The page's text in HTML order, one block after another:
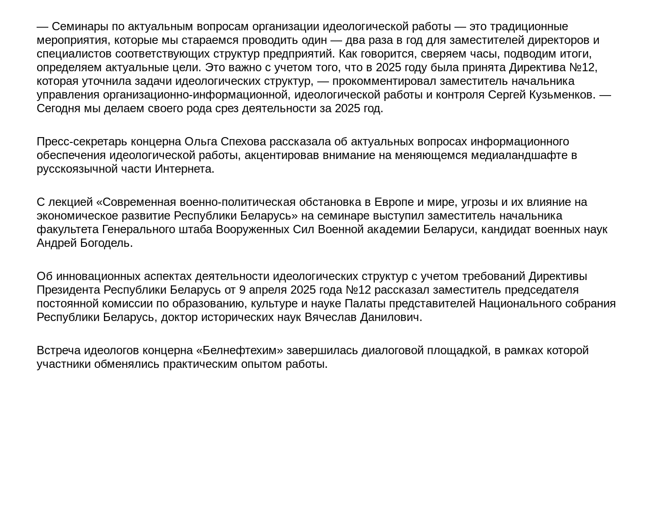
— Семинары по актуальным вопросам организации идеологической работы — это традиционные
мероприятия, которые мы стараемся проводить один — два раза в год для заместителей директоров и
специалистов соответствующих структур предприятий. Как говорится, сверяем часы, подводим итоги,
определяем актуальные цели. Это важно с учетом того, что в 2025 году была принята Директива №12,
которая уточнила задачи идеологических структур, — прокомментировал заместитель начальника
управления организационно-информационной, идеологической работы и контроля Сергей Кузьменков. —
Сегодня мы делаем своего рода срез деятельности за 2025 год.
Пресс-секретарь концерна Ольга Спехова рассказала об актуальных вопросах информационного
обеспечения идеологической работы, акцентировав внимание на меняющемся медиаландшафте в
русскоязычной части Интернета.
С лекцией «Современная военно-политическая обстановка в Европе и мире, угрозы и их влияние на
экономическое развитие Республики Беларусь» на семинаре выступил заместитель начальника
факультета Генерального штаба Вооруженных Сил Военной академии Беларуси, кандидат военных наук
Андрей Богодель.
Об инновационных аспектах деятельности идеологических структур с учетом требований Директивы
Президента Республики Беларусь от 9 апреля 2025 года №12 рассказал заместитель председателя
постоянной комиссии по образованию, культуре и науке Палаты представителей Национального собрания
Республики Беларусь, доктор исторических наук Вячеслав Данилович.
Встреча идеологов концерна «Белнефтехим» завершилась диалоговой площадкой, в рамках которой
участники обменялись практическим опытом работы.